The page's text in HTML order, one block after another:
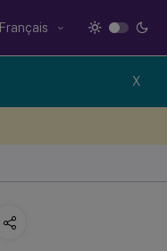
Français
X